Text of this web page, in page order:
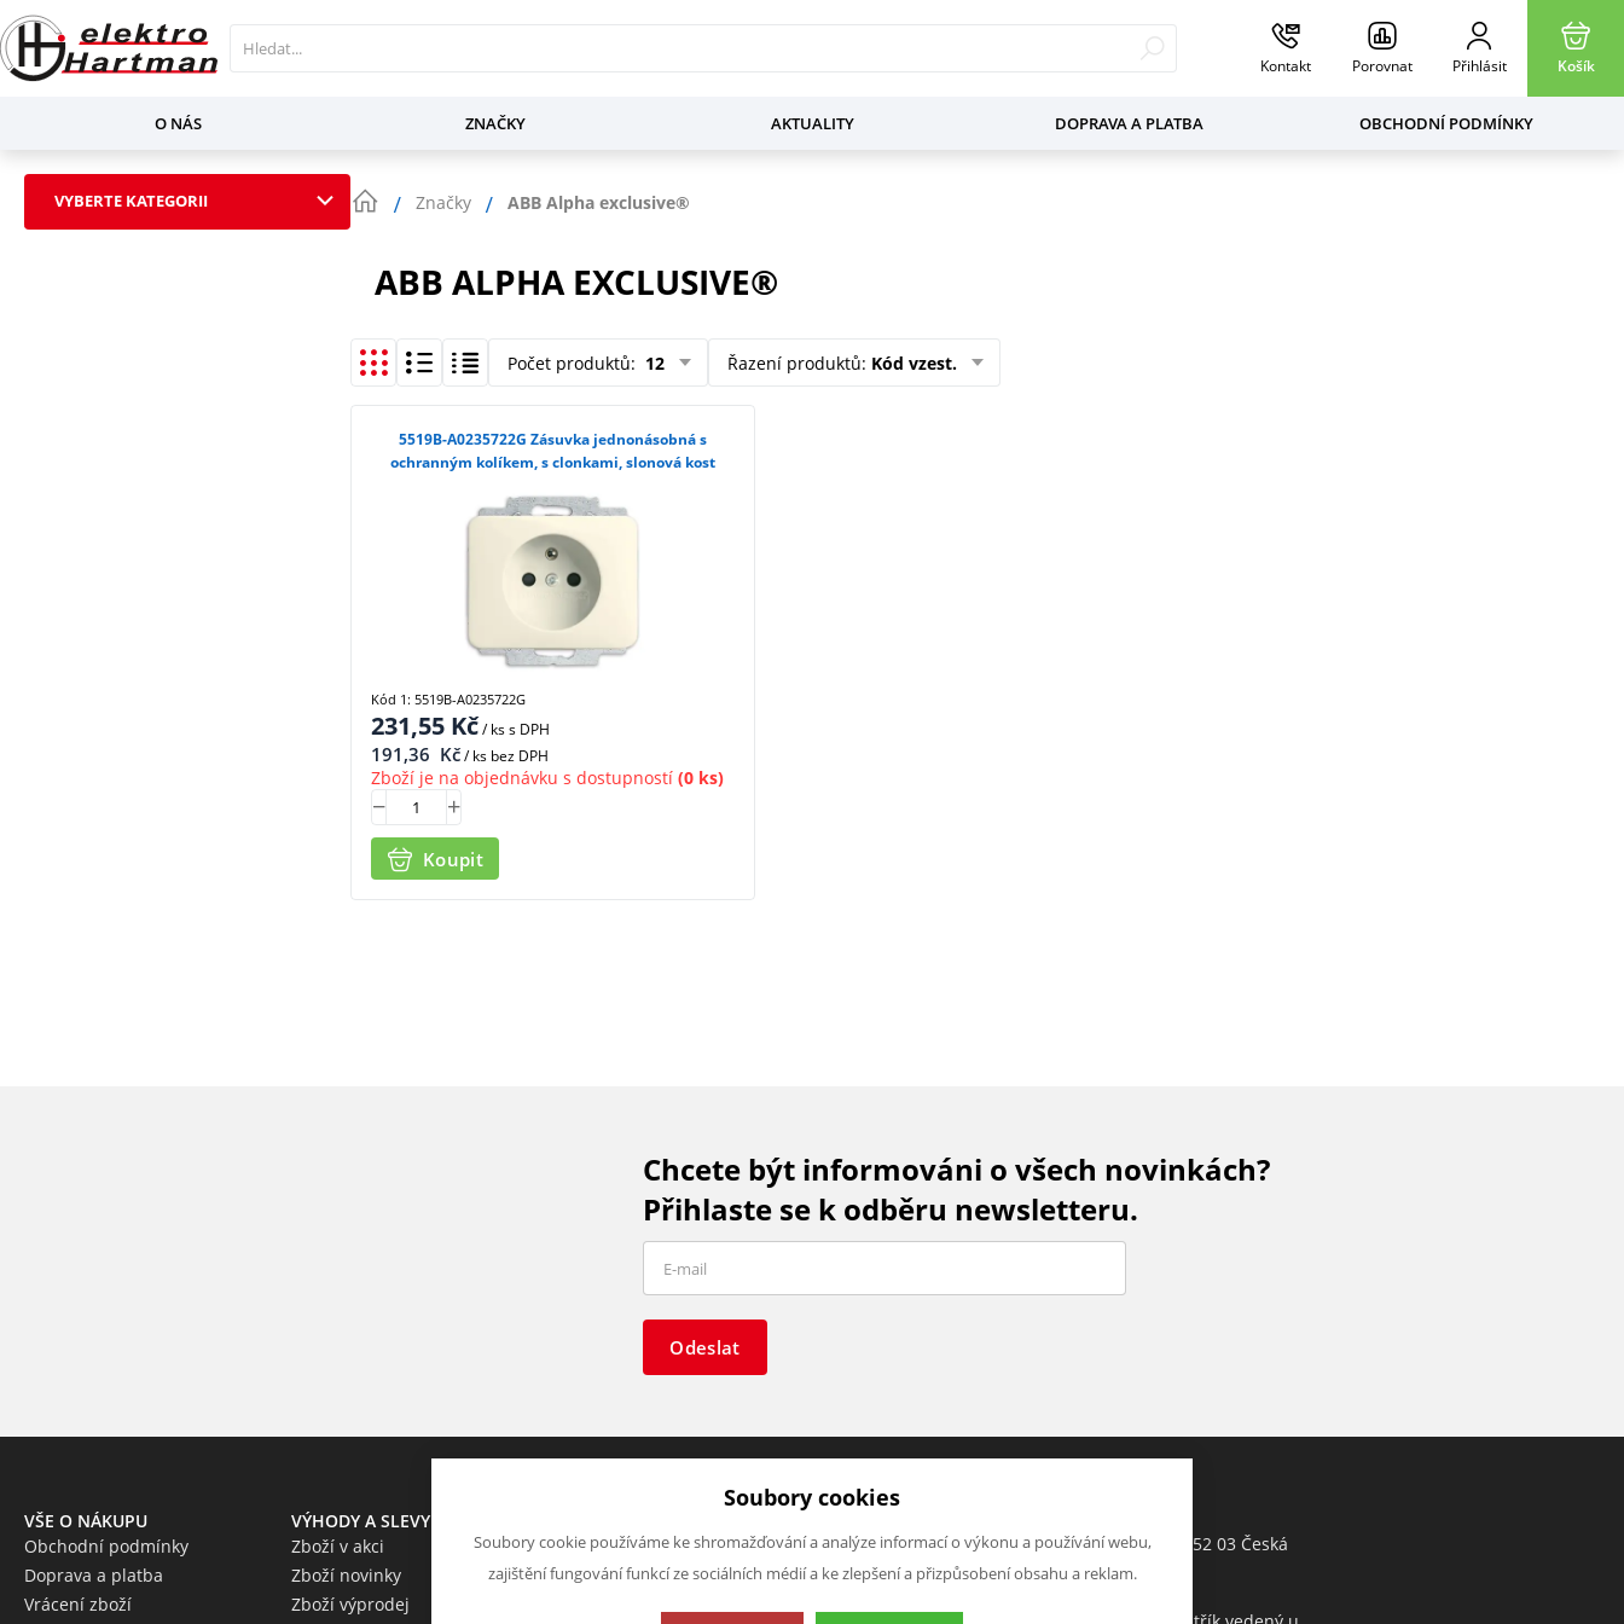
Kontakt Porovnat Přihlásit Košík
O NÁS ZNAČKY AKTUALITY DOPRAVA A PLATBA OBCHODNÍ PODMÍNKY
VYBERTE KATEGORII Značky ABB Alpha exclusive®
ABB ALPHA EXCLUSIVE®
Počet produktů: 12 Řazení produktů: Kód vzest.
5519B-A0235722G Zásuvka jednonásobná s
ochranným kolíkem, s clonkami, slonová kost
231,55 Kč/ kss DPH
191,36 Kč/ ks bez DPH
Zboží je na objednávku s dostupností (0 ks)
Koupit
Kód 1: 5519B-A0235722G
Chcete být informováni o všech novinkách?
Přihlaste se k odběru newsletteru.
Odeslat
VŠE O NÁKUPU
Obchodní podmínky
Doprava a platba
Vrácení zboží
VÝHODY A SLEVY
Zboží v akci
Zboží novinky
Zboží výprodej
O nás
Kontakty
Chcete nám něco sdělit o našich
produktech nebo e-shopu?
Tyršova 143, 552 03 Česká
Skalice, CZ
Soubory cookies
Soubory cookie používáme ke shromažďování a analýze informací o výkonu a používání webu,
zajištění fungování funkcí ze sociálních médií a ke zlepšení a přizpůsobení obsahu a reklam.